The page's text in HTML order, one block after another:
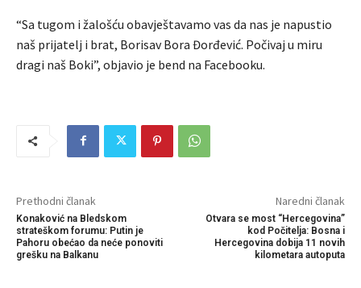
“Sa tugom i žalošću obavještavamo vas da nas je napustio
naš prijatelj i brat, Borisav Bora Đorđević. Počivaj u miru
dragi naš Boki”, objavio je bend na Facebooku.
Prethodni članak
Konaković na Bledskom
strateškom forumu: Putin je
Pahoru obećao da neće ponoviti
grešku na Balkanu
Naredni članak
Otvara se most “Hercegovina”
kod Počitelja: Bosna i
Hercegovina dobija 11 novih
kilometara autoputa